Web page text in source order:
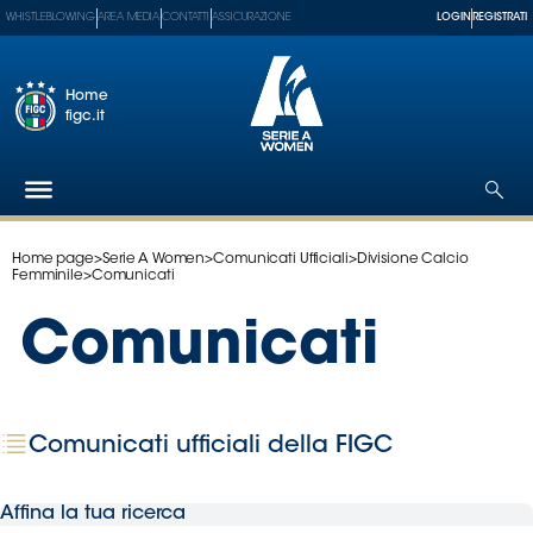
Federazione
Partner
Tecnici
Women
WHISTLEBLOWING AREA MEDIA CONTATTI ASSICURAZIONE LOGIN REGISTRATI
Home
figc.it
Home page>Serie A Women>Comunicati Ufficiali>Divisione Calcio
Femminile>Comunicati
Comunicati
Comunicati ufficiali della FIGC
Affina la tua ricerca